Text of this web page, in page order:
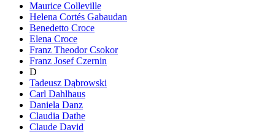
Maurice Colleville
Helena Cortés Gabaudan
Benedetto Croce
Elena Croce
Franz Theodor Csokor
Franz Josef Czernin
D
Tadeusz Dąbrowski
Carl Dahlhaus
Daniela Danz
Claudia Dathe
Claude David